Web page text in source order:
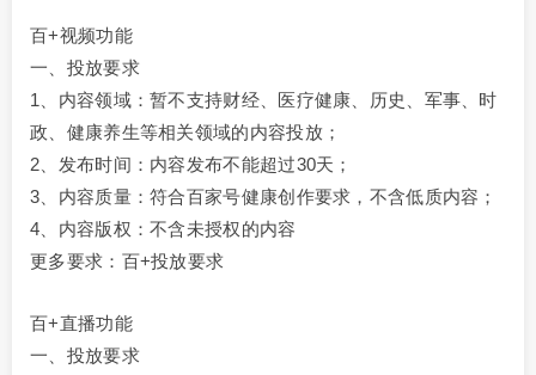
百+视频功能
一、投放要求
1、内容领域：暂不支持财经、医疗健康、历史、军事、时
政、健康养生等相关领域的内容投放；
2、发布时间：内容发布不能超过30天；
3、内容质量：符合百家号健康创作要求，不含低质内容；
4、内容版权：不含未授权的内容
更多要求：百+投放要求
百+直播功能
一、投放要求